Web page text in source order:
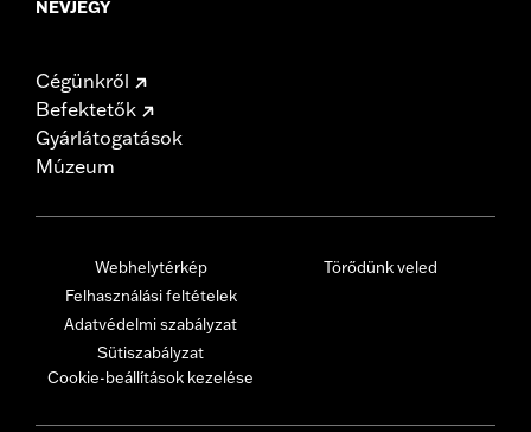
NÉVJEGY
Cégünkről
Befektetők
Gyárlátogatások
Múzeum
Webhelytérkép
Felhasználási feltételek
Adatvédelmi szabályzat
Sütiszabályzat
Cookie-beállítások kezelése
Törődünk veled